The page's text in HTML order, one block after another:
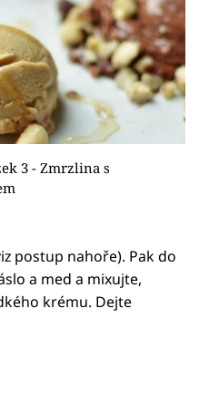
3 - Zmrzlina s
postup nahoře). Pak do
a med a mixujte,
krému. Dejte